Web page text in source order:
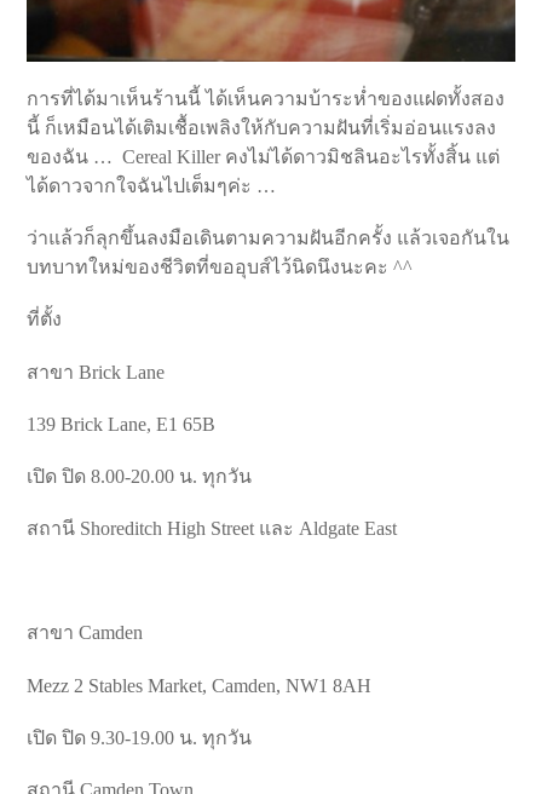
การที่ได้มาเห็นร้านนี้ ได้เห็นความบ้าระห่ำของแฝดทั้งสอง
นี้ ก็เหมือนได้เติมเชื้อเพลิงให้กับความฝันที่เริ่มอ่อนแรงลง
ของฉัน … Cereal Killer คงไม่ได้ดาวมิชลินอะไรทั้งสิ้น แต่
ได้ดาวจากใจฉันไปเต็มๆค่ะ …
ว่าแล้วก็ลุกขึ้นลงมือเดินตามความฝันอีกครั้ง แล้วเจอกันใน
บทบาทใหม่ของชีวิตที่ขออุบส์ไว้นิดนึงนะคะ ^^
ที่ตั้ง
สาขา Brick Lane
139 Brick Lane, E1 65B
เปิด ปิด 8.00-20.00 น. ทุกวัน
สถานี Shoreditch High Street และ Aldgate East
สาขา Camden
Mezz 2 Stables Market, Camden, NW1 8AH
เปิด ปิด 9.30-19.00 น. ทุกวัน
สถานี Camden Town